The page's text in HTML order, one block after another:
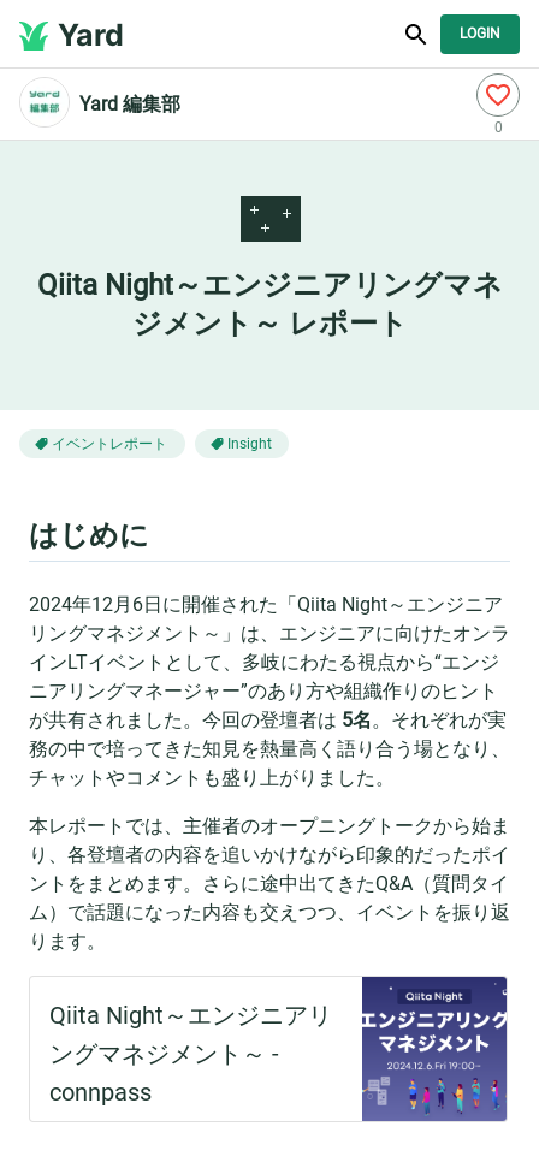
Yard LOGIN
Yard 編集部
0
🌃
Qiita Night～エンジニアリングマネ
ジメント～ レポート
イベントレポート Insight
はじめに
2024年12月6日に開催された「Qiita Night～エンジニア
リングマネジメント～」は、エンジニアに向けたオンラ
インLTイベントとして、多岐にわたる視点から“エンジ
ニアリングマネージャー”のあり方や組織作りのヒント
が共有されました。今回の登壇者は 5名 。それぞれが実
務の中で培ってきた知見を熱量高く語り合う場となり、
チャットやコメントも盛り上がりました。
本レポートでは、主催者のオープニングトークから始ま
り、各登壇者の内容を追いかけながら印象的だったポイ
ントをまとめます。さらに途中出てきたQ&A（質問タイ
ム）で話題になった内容も交えつつ、イベントを振り返
ります。